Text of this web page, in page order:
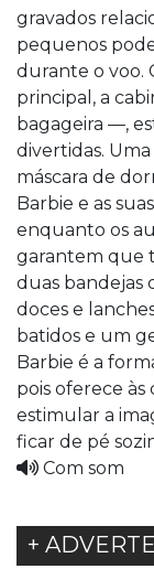
gravados
pequenos
durante o voo.
principal, a
bagageira —,
divertidas.
máscara de
Barbie e as
enquanto os
garantem que
duas bandejas
doces e
batidos e um
Barbie é a
pois oferece às
estimular a
ficar de pé
Com som
+